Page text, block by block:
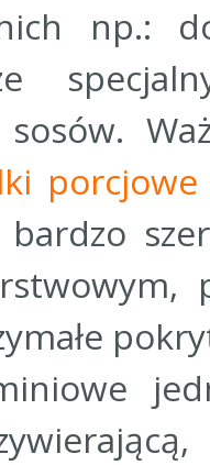
np.:
sosów.
porcjowe
bardzo